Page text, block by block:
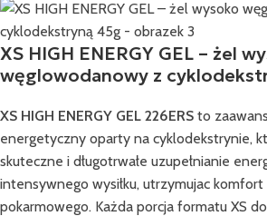
XS HIGH ENERGY GEL – żel
węglowodanowy z
XS HIGH ENERGY GEL 226ERS to
energetyczny oparty na cyklodekstrynie,
skuteczne i długotrwałe uzupełnianie
intensywnego wysiłku, utrzymujac
pokarmowego. Każda porcja formatu XS